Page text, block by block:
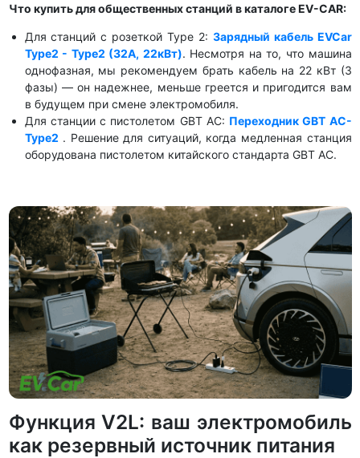
Что купить для общественных станций в каталоге EV-CAR:
Для станций с розеткой Type 2: Зарядный кабель EVCar
Type2 - Type2 (32A, 22кВт). Несмотря на то, что машина
однофазная, мы рекомендуем брать кабель на 22 кВт (3
фазы) — он надежнее, меньше греется и пригодится вам
в будущем при смене электромобиля.
Для станции с пистолетом GBT AC: Переходник GBT AC-
Type2 . Решение для ситуаций, когда медленная станция
оборудована пистолетом китайского стандарта GBT AC.
Функция V2L: ваш электромобиль
как резервный источник питания